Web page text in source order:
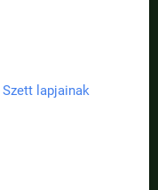
Szett lapjainak